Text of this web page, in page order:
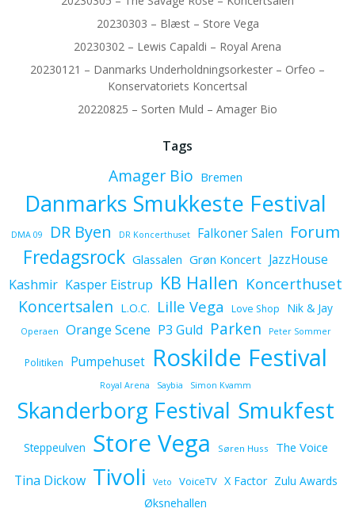
20230303 – Blæst – Store Vega
20230302 – Lewis Capaldi – Royal Arena
20230121 – Danmarks Underholdningsorkester – Orfeo –
Konservatoriets Koncertsal
20220825 – Sorten Muld – Amager Bio
Tags
Amager Bio Bremen
Danmarks Smukkeste Festival
DMA 09 DR Byen DR Koncerthuset Falkoner Salen Forum
Fredagsrock Glassalen Grøn Koncert JazzHouse
Kashmir Kasper Eistrup KB Hallen Koncerthuset
Koncertsalen L.O.C. Lille Vega Love Shop Nik & Jay
Operaen Orange Scene P3 Guld Parken Peter Sommer
Politiken Pumpehuset Roskilde Festival
Royal Arena Saybia Simon Kvamm
Skanderborg Festival Smukfest
Steppeulven Store Vega Søren Huss The Voice
Tina Dickow Tivoli Veto VoiceTV X Factor Zulu Awards
Øksnehallen